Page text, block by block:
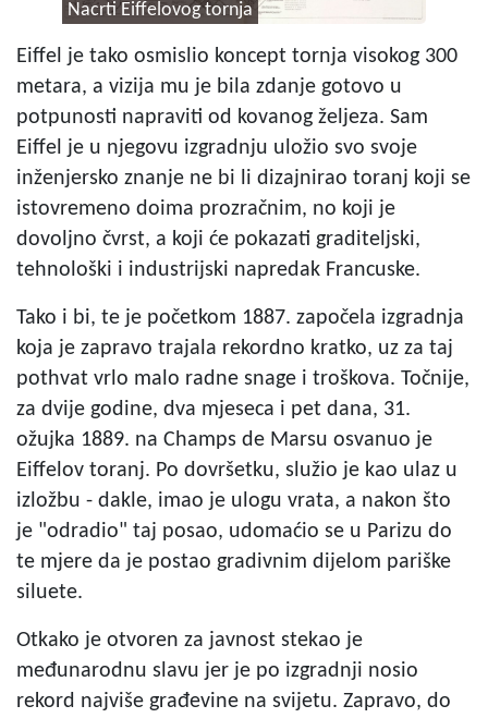
Nacrti Eiffelovog tornja
Eiffel je tako osmislio koncept tornja visokog 300
metara, a vizija mu je bila zdanje gotovo u
potpunosti napraviti od kovanog željeza. Sam
Eiffel je u njegovu izgradnju uložio svo svoje
inženjersko znanje ne bi li dizajnirao toranj koji se
istovremeno doima prozračnim, no koji je
dovoljno čvrst, a koji će pokazati graditeljski,
tehnološki i industrijski napredak Francuske.
Tako i bi, te je početkom 1887. započela izgradnja
koja je zapravo trajala rekordno kratko, uz za taj
pothvat vrlo malo radne snage i troškova. Točnije,
za dvije godine, dva mjeseca i pet dana, 31.
ožujka 1889. na Champs de Marsu osvanuo je
Eiffelov toranj. Po dovršetku, služio je kao ulaz u
izložbu - dakle, imao je ulogu vrata, a nakon što
je "odradio" taj posao, udomaćio se u Parizu do
te mjere da je postao gradivnim dijelom pariške
siluete.
Otkako je otvoren za javnost stekao je
međunarodnu slavu jer je po izgradnji nosio
rekord najviše građevine na svijetu. Zapravo, do